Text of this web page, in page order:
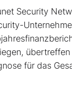
Security
für das